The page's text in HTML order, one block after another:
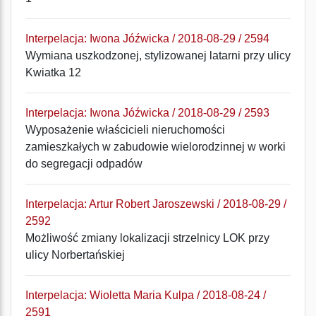
Interpelacja: Iwona Jóźwicka / 2018-08-29 / 2594
Wymiana uszkodzonej, stylizowanej latarni przy ulicy
Kwiatka 12
Interpelacja: Iwona Jóźwicka / 2018-08-29 / 2593
Wyposażenie właścicieli nieruchomości
zamieszkałych w zabudowie wielorodzinnej w worki
do segregacji odpadów
Interpelacja: Artur Robert Jaroszewski / 2018-08-29 /
2592
Możliwość zmiany lokalizacji strzelnicy LOK przy
ulicy Norbertańskiej
Interpelacja: Wioletta Maria Kulpa / 2018-08-24 /
2591